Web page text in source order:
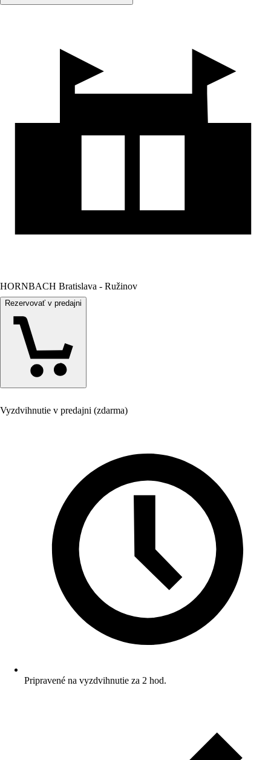
HORNBACH Bratislava - Ružinov
Rezervovať v predajni
Vyzdvihnutie v predajni (zdarma)
Pripravené na vyzdvihnutie za 2 hod.